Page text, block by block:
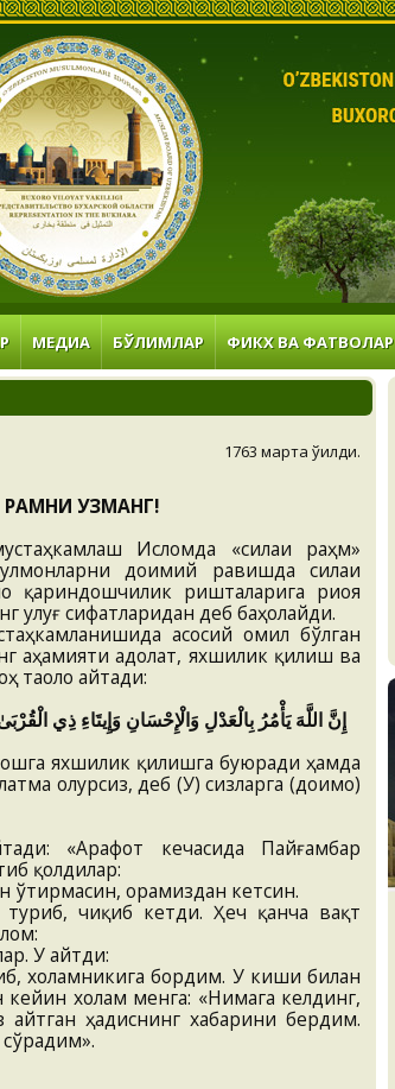
МЕДИА БЎЛИМЛАР ФИКХ ВА ФАТВОЛАР
1763 марта ўқилди.
УЗМАНГ!
Исломда «силаи раҳм»
доимий равишда силаи
қариндошчилик ришталарига риоя
сифатларидан деб баҳолайди.
асосий омил бўлган
аҳамияти адолат, яхшилик қилиш ва
таоло айтади:
إِنَّ اللَّهَ يَأْمُرُ بِالْعَدْلِ وَالْإِحْسَانِ وَإِيتَاءِ ذِي
яхшилик қилишга буюради ҳамда
олурсиз, деб (У) сизларга (доимо)
«Арафот кечасида Пайғамбар
қолдилар:
ўтирмасин, орамиздан кетсин.
чиқиб кетди. Ҳеч қанча вақт
У айтди:
холамникига бордим. У киши билан
холам менга: «Нимага келдинг,
ҳадиснинг хабарини бердим.